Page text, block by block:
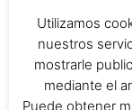
convertirse
ejecuta
Utilizamos
nuestros
mostrarle
mediante el
Puede obtener